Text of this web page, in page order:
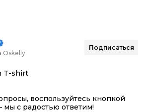
Oskelly
Подписаться
T-shirt
воспользуйтесь кнопкой
мы с радостью ответим!